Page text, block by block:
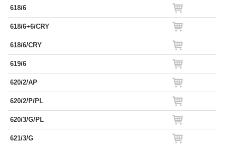
618/6
618/6+6/CRY
618/6/CRY
619/6
620/2/AP
620/2/P/PL
620/3/G/PL
621/3/G